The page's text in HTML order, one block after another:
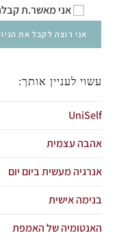
אני מאשר.ת
עשוי לעניין אותך:
UniSelf
אהבה עצמית
אנרגיה מעשית ביום יום
בנימה אישית
האנטומיה של האמפת